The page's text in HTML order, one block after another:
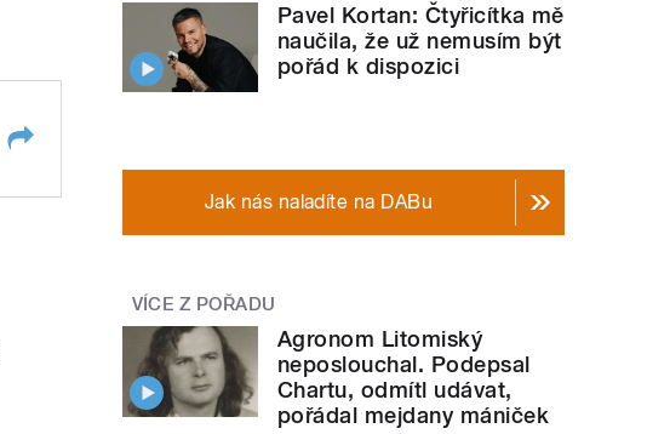
Pavel Kortan: Čtyřicítka mě
naučila, že už nemusím být
pořád k dispozici
Jak nás naladíte na DABu
VÍCE Z POŘADU
Agronom Litomiský
neposlouchal. Podepsal
Chartu, odmítl udávat,
pořádal mejdany mániček